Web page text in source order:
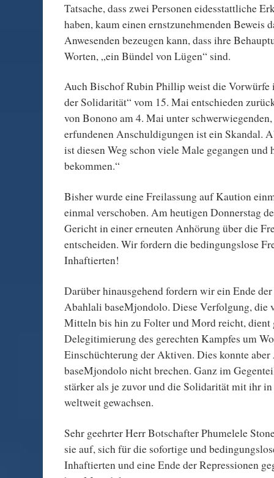
Tatsache, dass zwei Personen eidesstattliche
haben, kaum einen ernstzunehmenden Beweis
Anwesenden bezeugen kann, dass ihre
Worten, „ein Bündel von Lügen“ sind.
Auch Bischof Rubin Phillip weist die Vorwürfe
der Solidarität“ vom 15. Mai entschieden
von Bonono am 4. Mai unter
erfundenen Anschuldigungen ist ein Skandal.
ist diesen Weg schon viele Male gegangen und
bekommen.“
Bisher wurde eine Freilassung auf Kaution
einmal verschoben. Am heutigen Donnerstag
Gericht in einer erneuten Anhörung über die
entscheiden. Wir fordern die bedingungslose
Inhaftierten!
Darüber hinausgehend fordern wir ein Ende
Abahlali baseMjondolo. Diese Verfolgung, die
Mitteln bis hin zu Folter und Mord reicht, dient
Delegitimierung des gerechten Kampfes um
Einschüchterung der Aktiven. Dies konnte
baseMjondolo nicht brechen. Ganz im
stärker als je zuvor und die Solidarität mit ihr
weltweit gewachsen.
Sehr geehrter Herr Botschafter Phumelele
sie auf, sich für die sofortige und
Inhaftierten und eine Ende der Repressionen